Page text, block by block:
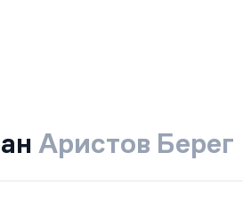
Аристов Берег